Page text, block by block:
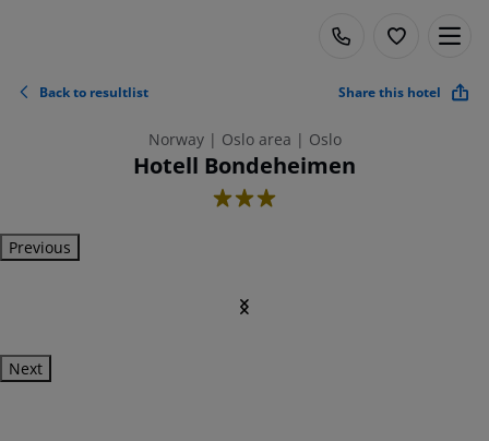
Back to resultlist Share this hotel
Norway | Oslo area | Oslo
Hotell Bondeheimen
3
Previous
Next